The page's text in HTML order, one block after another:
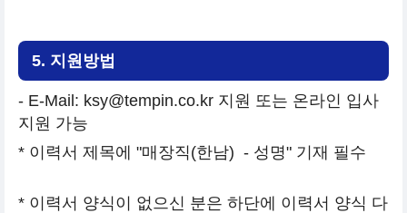
5. 지원방법
- E-Mail: ksy@tempin.co.kr 지원 또는 온라인 입사
지원 가능
* 이력서 제목에 "매장직(한남) - 성명" 기재 필수
* 이력서 양식이 없으신 분은 하단에 이력서 양식 다